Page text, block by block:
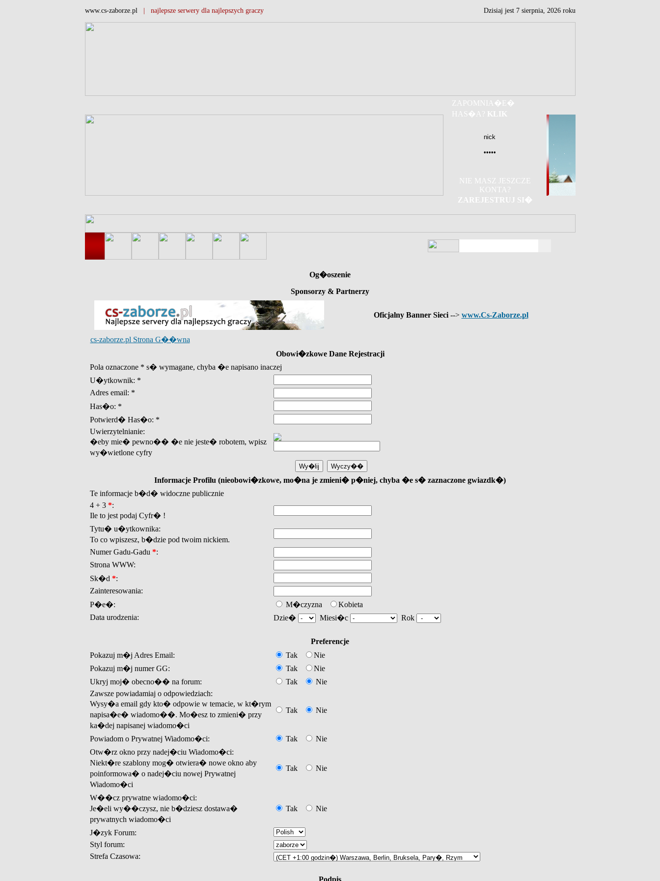
www.cs-zaborze.pl | najlepsze serwery dla najlepszych graczy Dzisiaj jest 7 sierpnia, 2026 roku
ZAPOMNIA�E�
HAS�A? KLIK
NIE MASZ JESZCZE
KONTA?
ZAREJESTRUJ SI�
Og�oszenie
Sponsorzy & Partnerzy
Oficjalny Banner Sieci --> www.Cs-Zaborze.pl
cs-zaborze.pl Strona G��wna
Obowi�zkowe Dane Rejestracji
Pola oznaczone * s� wymagane, chyba �e napisano inaczej
U�ytkownik: *
Adres email: *
Has�o: *
Potwierd� Has�o: *
Uwierzytelnianie:
�eby mie� pewno�� �e nie jeste� robotem, wpisz
wy�wietlone cyfry
Informacje Profilu (nieobowi�zkowe, mo�na je zmieni� p�niej, chyba �e s� zaznaczone gwiazdk�)
Te informacje b�d� widoczne publicznie
4 + 3 *:
Ile to jest podaj Cyfr� !
Tytu� u�ytkownika:
To co wpiszesz, b�dzie pod twoim nickiem.
Numer Gadu-Gadu *:
Strona WWW:
Sk�d *:
Zainteresowania:
P�e�:
M�czyzna
Kobieta
Data urodzenia:
Dzie� Miesi�c Rok
Preferencje
Pokazuj m�j Adres Email:
Tak
Nie
Pokazuj m�j numer GG:
Tak
Nie
Ukryj moj� obecno�� na forum:
Tak
Nie
Zawsze powiadamiaj o odpowiedziach:
Wysy�a email gdy kto� odpowie w temacie, w kt�rym
napisa�e� wiadomo��. Mo�esz to zmieni� przy
ka�dej napisanej wiadomo�ci
Tak Nie
Powiadom o Prywatnej Wiadomo�ci: Tak
Nie
Otw�rz okno przy nadej�ciu Wiadomo�ci:
Niekt�re szablony mog� otwiera� nowe okno aby
poinformowa� o nadej�ciu nowej Prywatnej
Wiadomo�ci
Tak Nie
W��cz prywatne wiadomo�ci:
Je�eli wy��czysz, nie b�dziesz dostawa�
prywatnych wiadomo�ci
Tak Nie
J�zyk Forum:
Styl forum:
Strefa Czasowa:
Podpis